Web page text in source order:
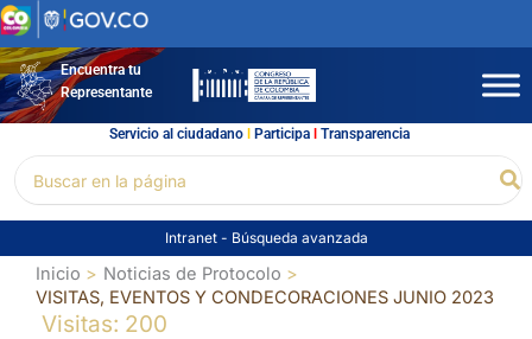
Ir
al
contenidoEncuentra tu
Representante
Servicio al ciudadano l Participal Transparencia
por:
Intranet - Búsqueda avanzada
Inicio
Noticias de Protocolo
VISITAS, EVENTOS Y CONDECORACIONES JUNIO 2023
Visitas: 200